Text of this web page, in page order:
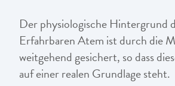
Der physiologische Hintergrund
Erfahrbaren Atem ist durch die
weitgehend gesichert, so dass
auf einer realen Grundlage steht.